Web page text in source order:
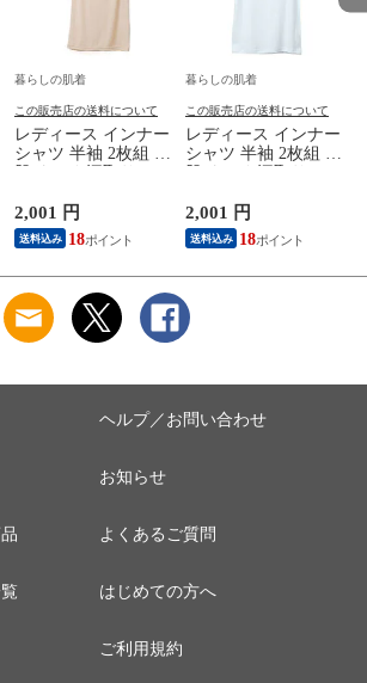
暮らしの肌着
この販売店の送料について
レディース インナー
シャツ 半袖 2枚組 素
り インナーシャツ
パッド付き 春夏 汗
染み 防止 汗 対策 綿
ット工業 S5022B-RT
涼しい 肌着
2,001 円
送料込み 18
暮らしの肌着
この販売店の送料について
レディース インナー
シャツ 半袖 2枚組 素
り インナーシャツ
パッド付き 春夏 汗
染み 防止 汗 対策 綿
ット工業 S5022B-RT
涼しい 肌着
2,001 円
送料込み 18
ヘルプ／お問い合わせ
お知らせ
よくあるご質問
はじめての方へ
ご利用規約